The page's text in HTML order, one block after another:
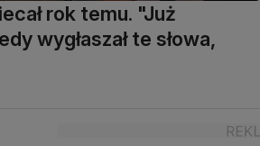
rok temu. "Już
wygłaszał te słowa,